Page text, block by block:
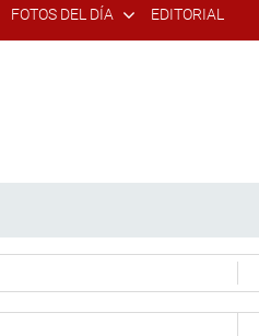
FOTOS DEL DÍA EDITORIAL